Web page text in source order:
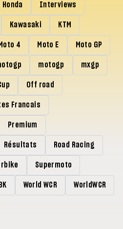
Honda Interviews
Kawasaki KTM
Moto 4 Moto E Moto GP
motogp mxgp
Off road
Francais
Premium
Résultats Road Racing
Supermoto
World WCR WorldWCR